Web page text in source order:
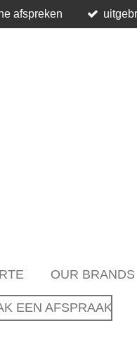
afspreken
OUR BRANDS
EEN AFSPRAAK